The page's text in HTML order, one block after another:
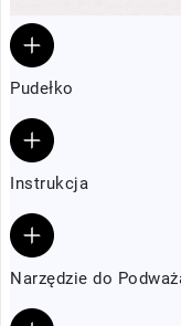
Pudełko
Instrukcja
Narzędzie do